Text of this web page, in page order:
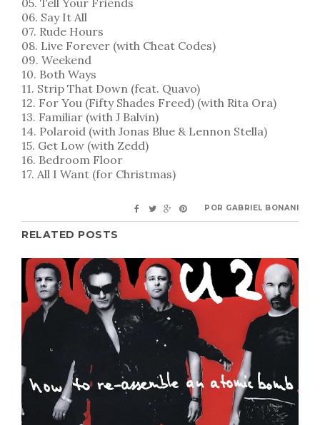
05. Tell Your Friends
06. Say It All
07. Rude Hours
08. Live Forever (with Cheat Codes)
09. Weekend
10. Both Ways
11. Strip That Down (feat. Quavo)
12. For You (Fifty Shades Freed) (with Rita Ora)
13. Familiar (with J Balvin)
14. Polaroid (with Jonas Blue & Lennon Stella)
15. Get Low (with Zedd)
16. Bedroom Floor
17. All I Want (for Christmas)
POR GABRIEL BONANI
RELATED POSTS